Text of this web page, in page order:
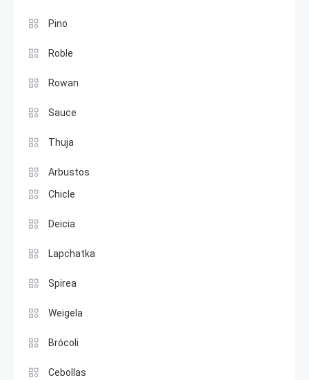
Pino
Roble
Rowan
Sauce
Thuja
Arbustos
Chicle
Deicia
Lapchatka
Spirea
Weigela
Brócoli
Cebollas